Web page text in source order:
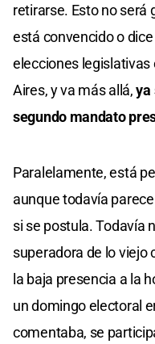
retirarse. Esto no será
está convencido o
elecciones legislativas
Aires, y va más allá,ya
segundo mandato
Paralelamente, está
aunque todavía
si se postula. Todavía
superadora de lo viejo
la baja presencia a la
un domingo electoral
comentaba, se